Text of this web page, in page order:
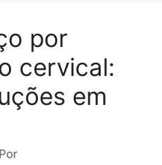
por
cervical:
em
Por